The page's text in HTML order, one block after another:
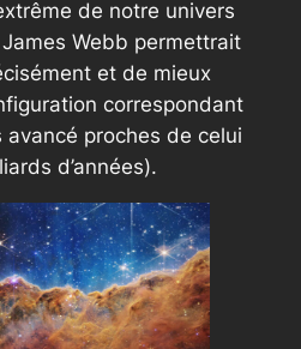
de notre univers
Webb permettrait
et de mieux
correspondant
proches de celui
d’années).